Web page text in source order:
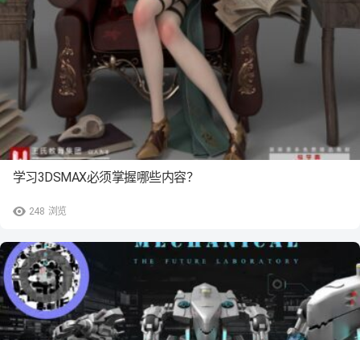
248 浏览
学习3DSMAX必须掌握哪些内容？